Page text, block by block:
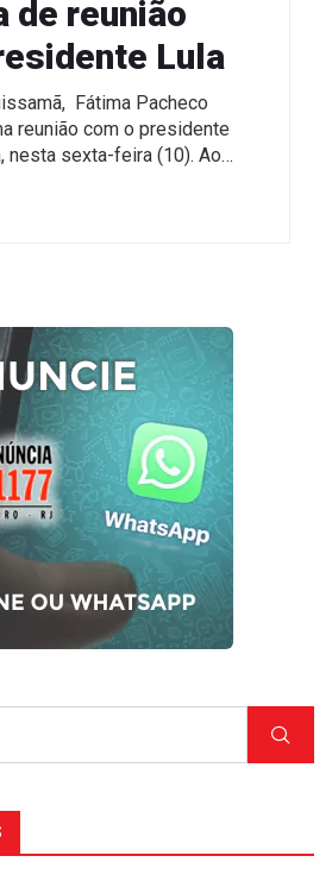
de reunião
Lula
Fátima Pacheco
reunião com o presidente
nesta sexta-feira (10). Ao…